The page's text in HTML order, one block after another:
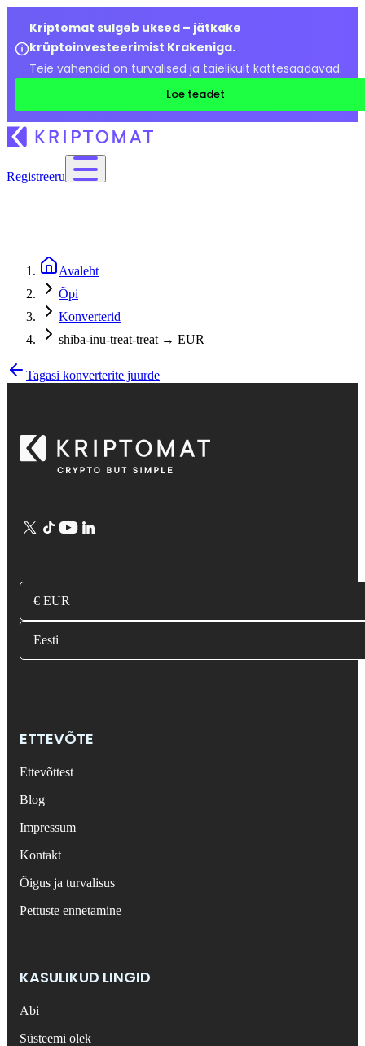
Kriptomat sulgeb uksed – jätkake
krüptoinvesteerimist Krakeniga.
Teie vahendid on turvalised ja täielikult kättesaadavad.
Loe teadet
Registreeru
Avaleht
Õpi
Konverterid
shiba-inu-treat-treat → EUR
Tagasi konverterite juurde
€ EUR
Eesti
ETTEVÕTE
Ettevõttest
Blog
Impressum
Kontakt
Õigus ja turvalisus
Pettuste ennetamine
KASULIKUD LINGID
Abi
Süsteemi olek